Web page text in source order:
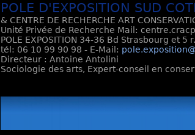
POLE D'EXPOSITION SUD
& CENTRE DE RECHERCHE ART
Unité Privée de Recherche Mail:
POLE EXPOSITION 34-36 Bd Strasbourg et 5
tél: 06 10 99 90 98 - E-Mail:
Directeur : Antoine Antolini
Sociologie des arts, Expert-conseil en